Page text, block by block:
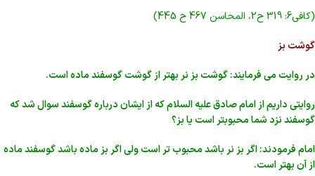
(کافی6: 319 ح2، المحاسن 467 ح 445)
گوشت بز
در روایت می فرمایند: گوشت بز نر بهتر از گوشت گوسفند ماده است.
روایتی داریم از امام صادق علیه السلام که از ایشان درباره گوسفند سوال شد که
گوسفند نزد شما محبوبتر است یا بز؟
امام فرمودند: اگر بز نر باشد محبوب تر است ولی اگر بز ماده باشد گوسفند ماده
از آن بهتر است.